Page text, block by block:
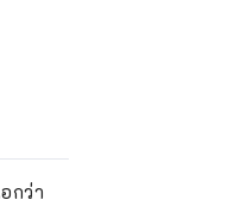
กว่า